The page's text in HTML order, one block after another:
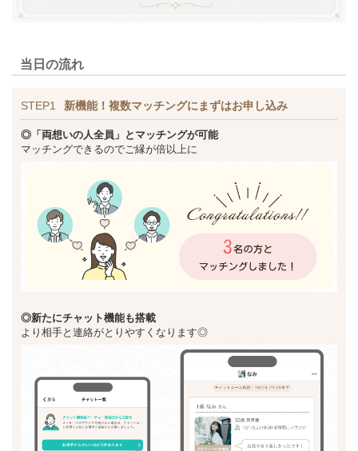
当日の流れ
STEP1 新機能！複数マッチングにまずはお申し込み
◎「両想いの人全員」とマッチングが可能
マッチングできるのでご縁が倍以上に
◎新たにチャット機能も搭載
より相手と連絡がとりやすくなります◎